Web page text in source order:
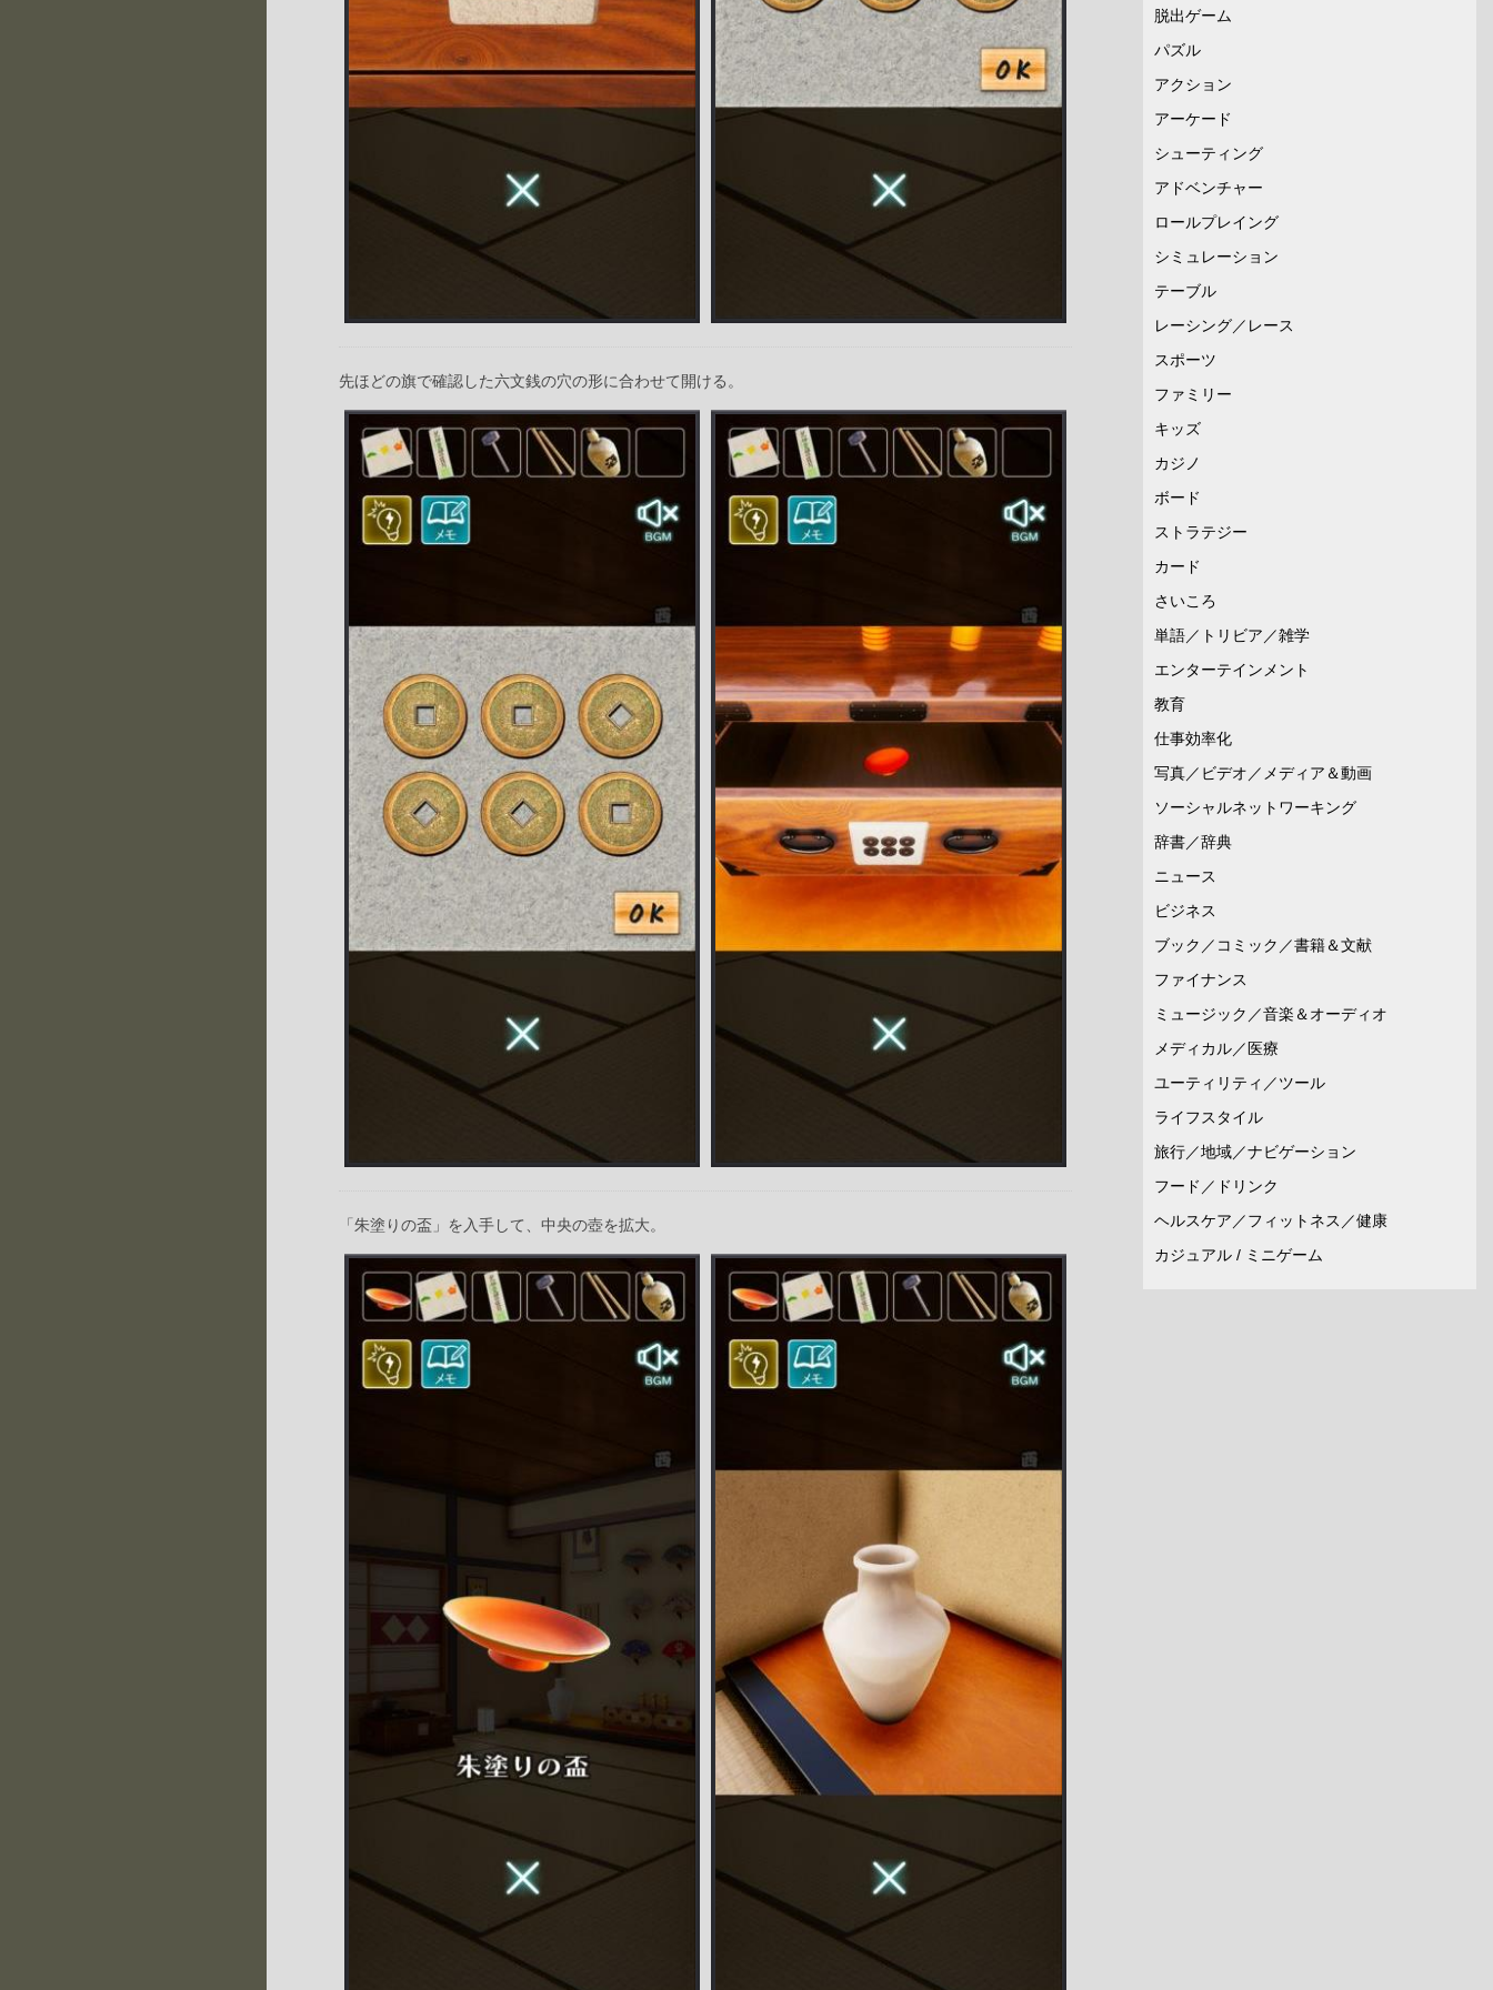
先ほどの旗で確認した六文銭の穴の形に合わせて開ける。
「朱塗りの盃」を入手して、中央の壺を拡大。
脱出ゲーム
パズル
アクション
アーケード
シューティング
アドベンチャー
ロールプレイング
シミュレーション
テーブル
レーシング／レース
スポーツ
ファミリー
キッズ
カジノ
ボード
ストラテジー
カード
さいころ
単語／トリビア／雑学
エンターテインメント
教育
仕事効率化
写真／ビデオ／メディア＆動画
ソーシャルネットワーキング
辞書／辞典
ニュース
ビジネス
ブック／コミック／書籍＆文献
ファイナンス
ミュージック／音楽＆オーディオ
メディカル／医療
ユーティリティ／ツール
ライフスタイル
旅行／地域／ナビゲーション
フード／ドリンク
ヘルスケア／フィットネス／健康
カジュアル / ミニゲーム